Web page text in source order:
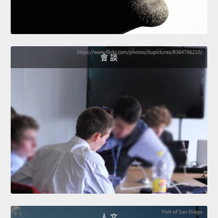
會 談